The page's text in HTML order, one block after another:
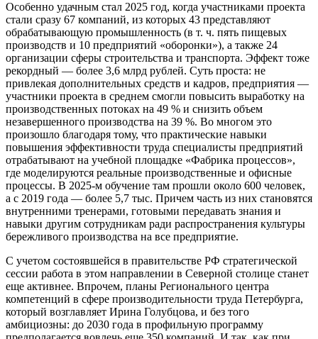
Особенно удачным стал 2025 год, когда участниками проекта
стали сразу 67 компаний, из которых 43 представляют
обрабатывающую промышленность (в т. ч. пять пищевых
производств и 10 предприятий «оборонки»), а также 24
организации сферы строительства и транспорта. Эффект тоже
рекордный — более 3,6 млрд рублей. Суть проста: не
привлекая дополнительных средств и кадров, предприятия —
участники проекта в среднем смогли повысить выработку на
производственных потоках на 49 % и снизить объем
незавершенного производства на 39 %. Во многом это
произошло благодаря тому, что практические навыки
повышения эффективности труда специалисты предприятий
отрабатывают на учебной площадке «Фабрика процессов»,
где моделируются реальные производственные и офисные
процессы. В 2025‑м обучение там прошли около 600 человек,
а с 2019 года — более 5,7 тыс. Причем часть из них становятся
внутренними тренерами, готовыми передавать знания и
навыки другим сотрудникам ради распространения культуры
бережливого производства на все предприятие.
С учетом состоявшейся в правительстве РФ стратегической
сессии работа в этом направлении в Северной столице станет
еще активнее. Впрочем, планы Регионального центра
компетенций в сфере производительности труда Петербурга,
который возглавляет Ирина Голубцова, и без того
амбициозны: до 2030 года в профильную программу